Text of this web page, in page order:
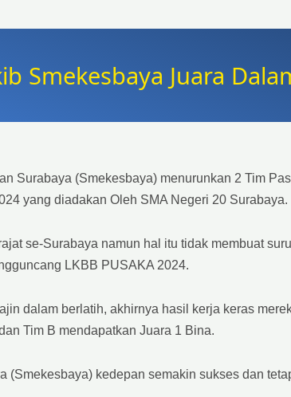
Smekesbaya Juara
Surabaya (Smekesbaya) menurunkan 2 Tim
yang diadakan Oleh SMA Negeri 20 Surabaya.
se-Surabaya namun hal itu tidak membuat
LKBB PUSAKA 2024.
dalam berlatih, akhirnya hasil kerja keras
Tim B mendapatkan Juara 1 Bina.
(Smekesbaya) kedepan semakin sukses dan